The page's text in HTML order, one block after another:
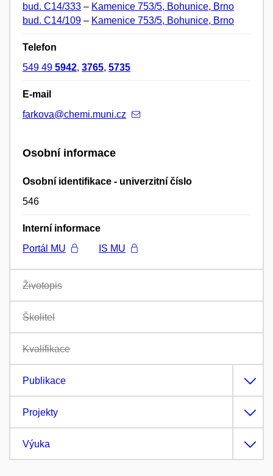
bud. C14/333 – Kamenice 753/5, Bohunice, Brno
bud. C14/109 – Kamenice 753/5, Bohunice, Brno
Telefon
549 49 5942, 3765, 5735
E-mail
farkova@chemi.muni.cz
Osobní informace
Osobní identifikace - univerzitní číslo
546
Interní informace
Portál MU
IS MU
Životopis
Školitel
Kvalifikace
Publikace
Projekty
Výuka